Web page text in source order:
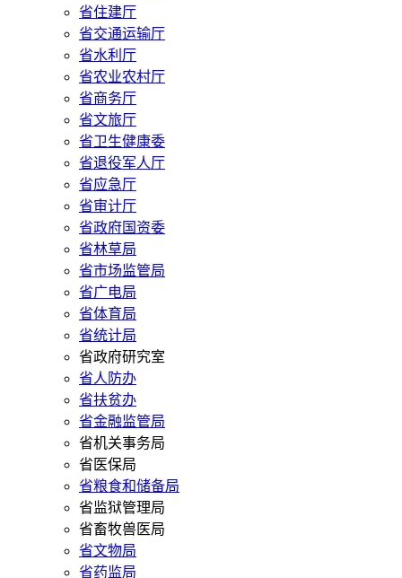
省住建厅
省交通运输厅
省水利厅
省农业农村厅
省商务厅
省文旅厅
省卫生健康委
省退役军人厅
省应急厅
省审计厅
省政府国资委
省林草局
省市场监管局
省广电局
省体育局
省统计局
省政府研究室
省人防办
省扶贫办
省金融监管局
省机关事务局
省医保局
省粮食和储备局
省监狱管理局
省畜牧兽医局
省文物局
省药监局